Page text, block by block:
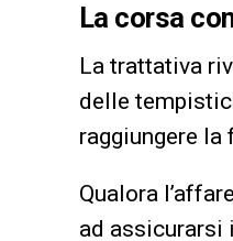
La corsa
La trattativa
delle
raggiungere
Qualora
ad assicurarsi